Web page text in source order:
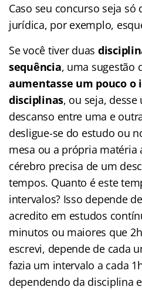
Caso seu concurso seja só
jurídica, por exemplo,
Se você tiver duas
sequência, uma sugestão
aumentasse um pouco
disciplinas, ou seja,
descanso entre uma e
desligue-se do estudo ou
mesa ou a própria matéria
cérebro precisa de um
tempos. Quanto é este
intervalos? Isso depende
acredito em estudos
minutos ou maiores que
escrevi, depende de cada
fazia um intervalo a cada
dependendo da disciplina